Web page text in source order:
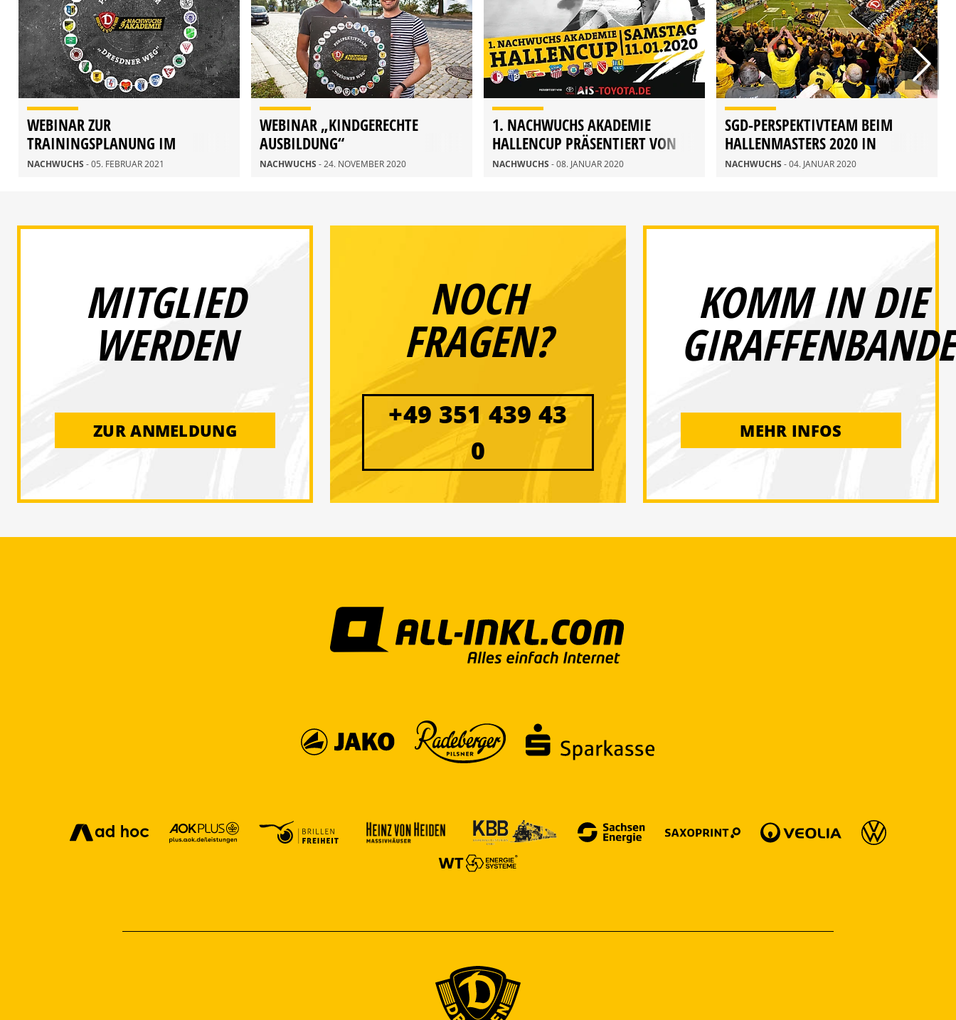
WEBINAR ZUR
TRAININGSPLANUNG IM
NACHWUCHSBEREICH
NACHWUCHS - 05. FEBRUAR 2021
WEBINAR „KINDGERECHTE
AUSBILDUNG“
NACHWUCHS - 24. NOVEMBER 2020
1. NACHWUCHS AKADEMIE
HALLENCUP PRÄSENTIERT VON
AIS DRESDEN
NACHWUCHS - 08. JANUAR 2020
SGD-PERSPEKTIVTEAM BEIM
HALLENMASTERS 2020 IN
ZWICKAU
NACHWUCHS - 04. JANUAR 2020
MITGLIED
WERDEN
ZUR ANMELDUNG
NOCH
FRAGEN?
+49 351 439 43
0
KOMM IN DIE
GIRAFFENBANDE
MEHR INFOS